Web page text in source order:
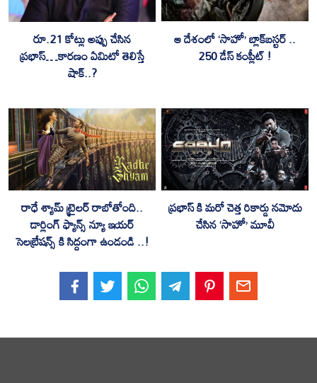
రూ.21 కోట్లు అప్పు చేసిన
ప్రభాస్…కారణం ఏమిటో తెలిస్తే
షాక్..?
ఆ దేశంలో ‘సాహో’ బ్లాక్‌బస్టర్ ..
250 డేస్ కంప్లీట్ !
రాధే శ్యామ్ ట్రైలర్ రాబోతోంది..
డార్లింగ్ ఫ్యాన్స్ న్యూ ఇయర్
సెలబ్రేషన్స్ కి సిద్దంగా ఉండండి ..!
ప్రభాస్ కి మరో చెత్త రికార్డు నమోదు
చేసిన ‘సాహో’ మూవీ